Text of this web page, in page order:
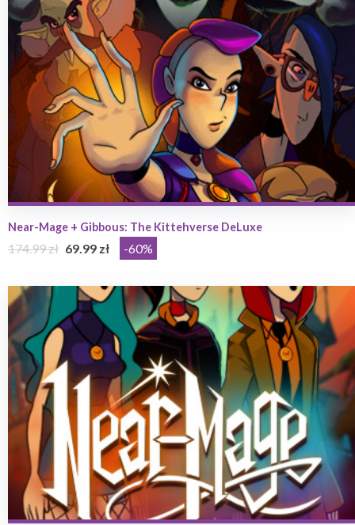
Near-Mage + Gibbous: The Kittehverse DeLuxe
174.99 zł 69.99 zł -60%